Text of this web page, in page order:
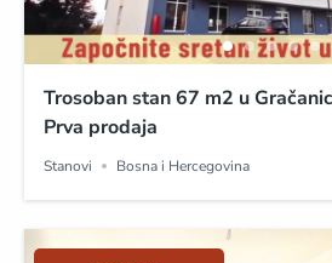
Trosoban stan 67 m2 u
Prva prodaja
Stanovi Bosna i Hercegovina